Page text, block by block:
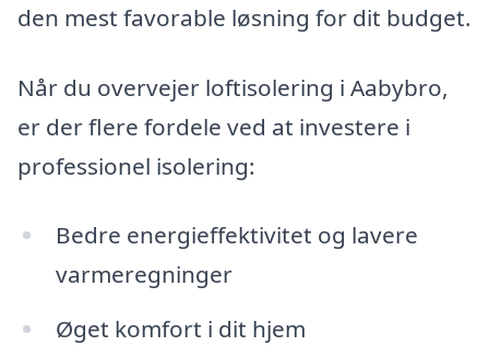
den mest favorable løsning for dit budget.
Når du overvejer loftisolering i Aabybro,
er der flere fordele ved at investere i
professionel isolering:
Bedre energieffektivitet og lavere
varmeregninger
Øget komfort i dit hjem